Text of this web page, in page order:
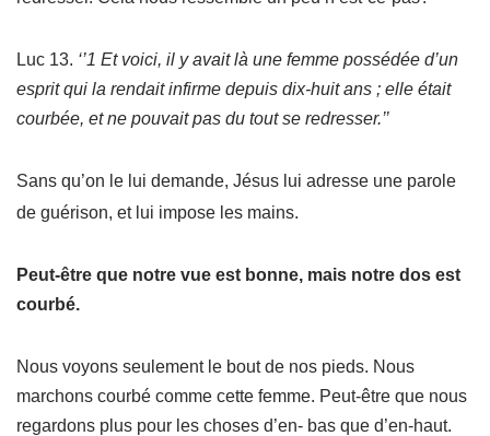
Luc 13. ‘’1 Et voici, il y avait là une femme possédée d’un
esprit qui la rendait infirme depuis dix-huit ans ; elle était
courbée, et ne pouvait pas du tout se redresser.’’
Sans qu’on le lui demande, Jésus lui adresse une parole
de guérison, et lui impose les mains.
Peut-être que notre vue est bonne, mais notre dos est
courbé.
Nous voyons seulement le bout de nos pieds. Nous
marchons courbé comme cette femme. Peut-être que nous
regardons plus pour les choses d’en- bas que d’en-haut.